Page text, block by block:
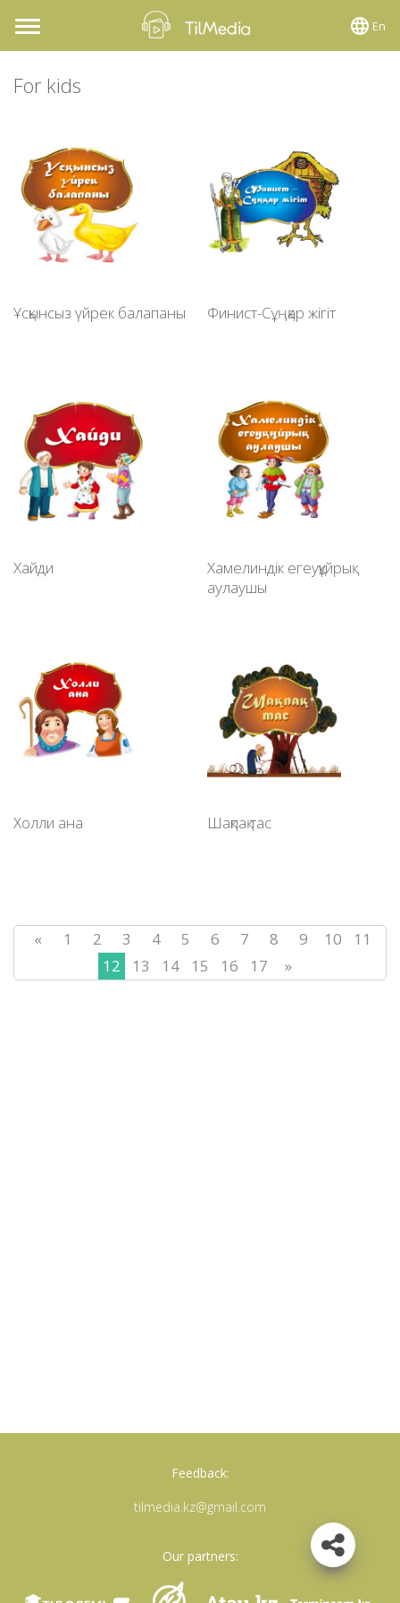
Toggle
navigation
En
For kids
Ұсқынсыз үйрек балапаны Финист-Сұңқар жігіт
Хайди
Хамелиндік егеуқұйрық
аулаушы
Холли ана Шақпақ тас
« 1 2 3 4 5 6 7 8 9 10
11
12
13 14 15 16 17 »
Feedback:
tilmedia.kz@gmail.com
Our partners: